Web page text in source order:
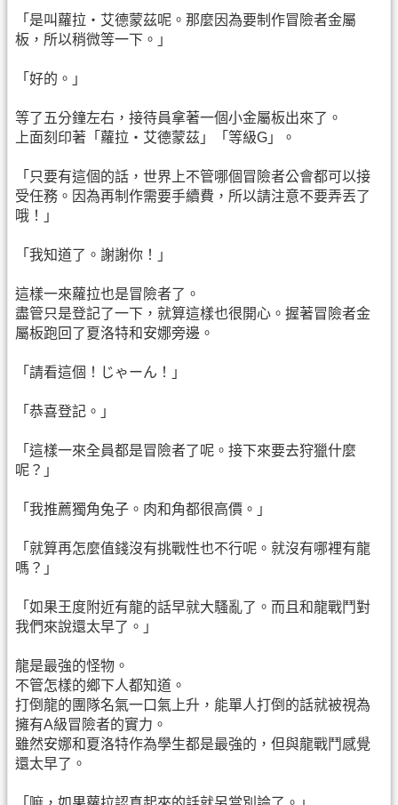
「是叫蘿拉・艾德蒙茲呢。那麼因為要制作冒險者金屬
板，所以稍微等一下。」
「好的。」
等了五分鐘左右，接待員拿著一個小金屬板出來了。
上面刻印著「蘿拉・艾德蒙茲」「等級G」。
「只要有這個的話，世界上不管哪個冒險者公會都可以接
受任務。因為再制作需要手續費，所以請注意不要弄丟了
哦！」
「我知道了。謝謝你！」
這樣一來蘿拉也是冒險者了。
盡管只是登記了一下，就算這樣也很開心。握著冒險者金
屬板跑回了夏洛特和安娜旁邊。
「請看這個！じゃーん！」
「恭喜登記。」
「這樣一來全員都是冒險者了呢。接下來要去狩獵什麼
呢？」
「我推薦獨角兔子。肉和角都很高價。」
「就算再怎麼值錢沒有挑戰性也不行呢。就沒有哪裡有龍
嗎？」
「如果王度附近有龍的話早就大騷亂了。而且和龍戰鬥對
我們來說還太早了。」
龍是最強的怪物。
不管怎樣的鄉下人都知道。
打倒龍的團隊名氣一口氣上升，能單人打倒的話就被視為
擁有A級冒險者的實力。
雖然安娜和夏洛特作為學生都是最強的，但與龍戰鬥感覺
還太早了。